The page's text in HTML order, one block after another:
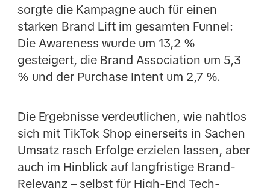
sorgte die Kampagne auch für einen
starken Brand Lift im gesamten Funnel:
Die Awareness wurde um 13,2 %
gesteigert, die Brand Association um 5,3
% und der Purchase Intent um 2,7 %.
Die Ergebnisse verdeutlichen, wie nahtlos
sich mit TikTok Shop einerseits in Sachen
Umsatz rasch Erfolge erzielen lassen, aber
auch im Hinblick auf langfristige Brand-
Relevanz – selbst für High-End Tech-